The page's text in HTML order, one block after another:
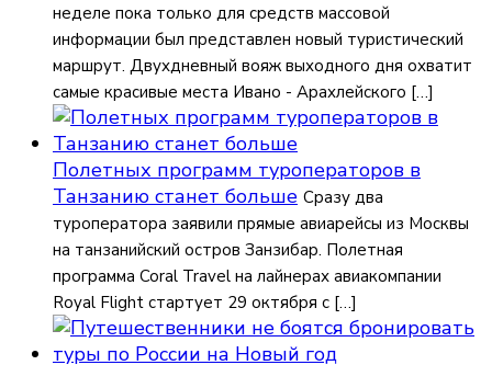
неделе пока только для средств массовой
информации был представлен новый туристический
маршрут. Двухдневный вояж выходного дня охватит
самые красивые места Ивано - Арахлейского […]
Полетных программ туроператоров в
Танзанию станет больше Сразу два
туроператора заявили прямые авиарейсы из Москвы
на танзанийский остров Занзибар. Полетная
программа Coral Travel на лайнерах авиакомпании
Royal Flight стартует 29 октября с […]